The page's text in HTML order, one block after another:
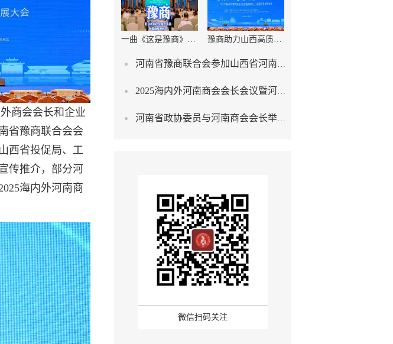
商会会长和企业
省豫商联合会会
西省投促局、工
传推介，部分河
海内外河南商
一曲《这是豫商》燃动会长会议，转发破万唱响豫商精神。 豫商助力山西高质量发展大会在太原举办
河南省豫商联合会参加山西省河南商会成立二十周年庆典活动
2025海内外河南商会会长会议暨河南省豫商联合会第三届理事会第九次会议成功举办
河南省政协委员与河南商会会长举行交流座谈
微信扫码关注